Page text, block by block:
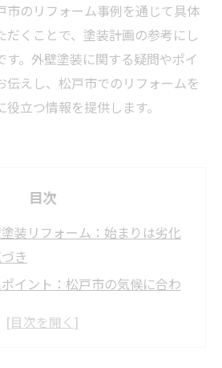
市のリフォーム事例を通じて具体
だくことで、塗装計画の参考にし
す。外壁塗装に関する疑問やポイ
伝えし、松戸市でのリフォームを
立つ情報を提供します。
目次
装リフォーム：始まりは劣化
き
イント：松戸市の気候に合わ
夫：松戸市の住宅にマッチし